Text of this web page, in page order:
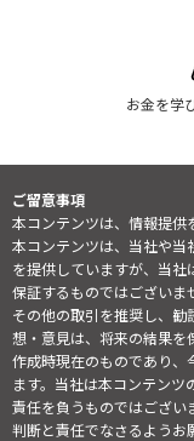
お金を学
ご留意事項
本コンテンツは、情報提供
本コンテンツは、当社や当
を提供していますが、当
保証するものではございま
その他の取引を推奨し、
想・意見は、将来の結果を
作成時現在のものであり、
ます。当社は本コンテン
責任を負うものではござい
判断と責任でなさるようお